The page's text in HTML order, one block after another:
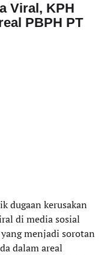
Viral, KPH
PBPH PT
dugaan kerusakan
di media sosial
menjadi sorotan
dalam areal